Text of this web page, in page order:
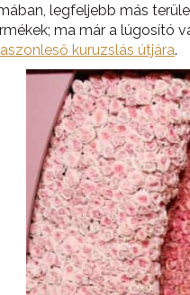
legfeljebb más
ma már a lúgosító
kuruzslás útjára.